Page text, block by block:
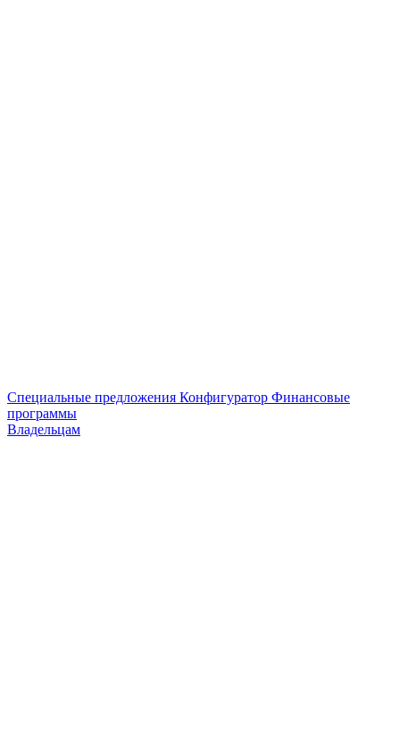
Специальные предложения Конфигуратор Финансовые
программы
Владельцам